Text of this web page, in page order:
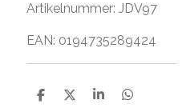
Artikelnummer: JDV97
EAN: 0194735289424
D
D
S
D